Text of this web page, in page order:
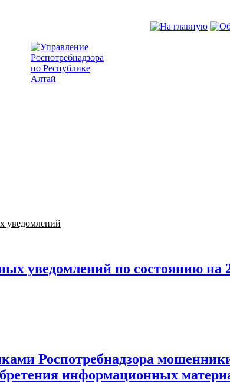
уведомлений
уведомлений по состоянию на
Роспотребнадзора
информационных